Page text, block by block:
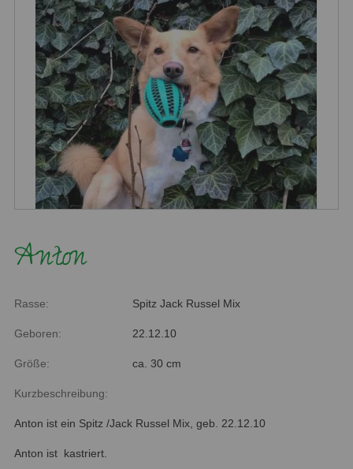
Anton
Rasse: Spitz Jack Russel Mix
Geboren: 22.12.10
Größe: ca. 30 cm
Kurzbeschreibung:
Anton ist ein Spitz /Jack Russel Mix, geb. 22.12.10
Anton ist kastriert.